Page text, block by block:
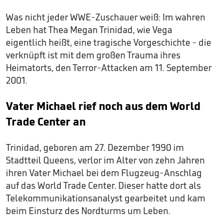
Was nicht jeder WWE-Zuschauer weiß: Im wahren
Leben hat Thea Megan Trinidad, wie Vega
eigentlich heißt, eine tragische Vorgeschichte - die
verknüpft ist mit dem großen Trauma ihres
Heimatorts, den Terror-Attacken am 11. September
2001.
Vater Michael rief noch aus dem World
Trade Center an
Trinidad, geboren am 27. Dezember 1990 im
Stadtteil Queens, verlor im Alter von zehn Jahren
ihren Vater Michael bei dem Flugzeug-Anschlag
auf das World Trade Center. Dieser hatte dort als
Telekommunikationsanalyst gearbeitet und kam
beim Einsturz des Nordturms um Leben.